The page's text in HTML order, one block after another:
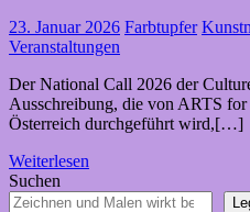
23. Januar 2026 Farbtupfer
Veranstaltungen
Der National Call 2026 der
Ausschreibung, die von ARTS
Österreich durchgeführt wird,[…]
Weiterlesen
Suchen